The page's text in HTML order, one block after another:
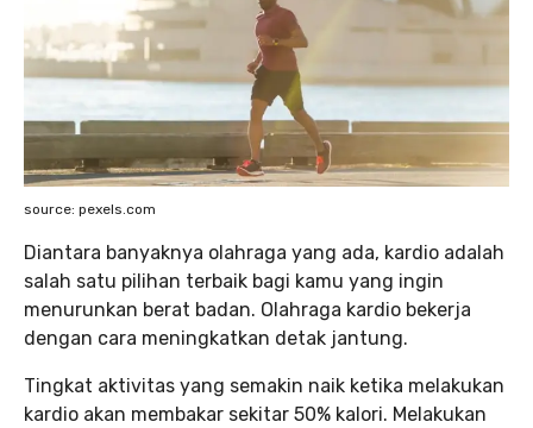
source: pexels.com
Diantara banyaknya olahraga yang ada, kardio adalah
salah satu pilihan terbaik bagi kamu yang ingin
menurunkan berat badan. Olahraga kardio bekerja
dengan cara meningkatkan detak jantung.
Tingkat aktivitas yang semakin naik ketika melakukan
kardio akan membakar sekitar 50% kalori. Melakukan